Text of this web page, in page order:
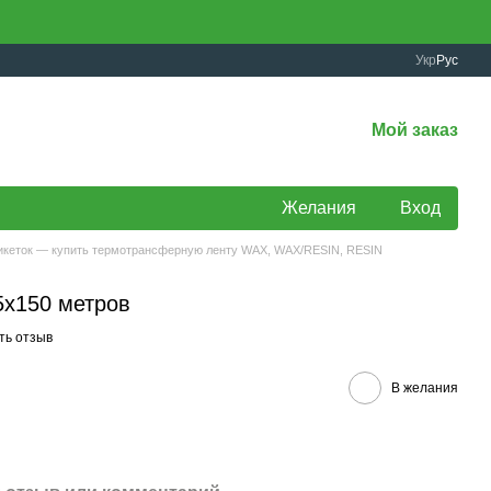
Укр Рус
Мой заказ
Желания Вход
— купить термотрансферную ленту WAX, WAX/RESIN, RESIN
метров
отзыв
В желания